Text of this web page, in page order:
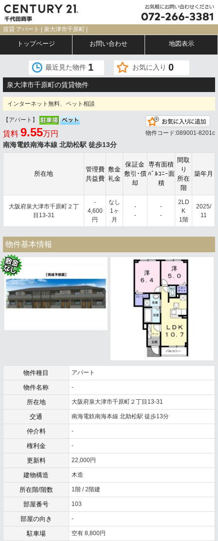
賃貸 アパート | 泉大津市千原町 |
トップページ お問い合わせ 地図表示
最近見た物件 1 お気に入り 0
泉大津市千原町の賃貸物件
インターネット無料、ペット相談
【アパート】
賃料 9.55万円
南海電鉄南海本線 北助松駅 徒歩13分
物件コード:089001-8201c
所在地
管理費
共益費
敷金
礼金
保証金
敷引･償
却
専有面積
ﾊﾞﾙｺﾆｰ面
積
間取
り
所在
階
築年月
大阪府泉大津市千原町２丁
目13-31
-
4,600
円
なし
1ヶ
月
-
-
-
-
2LD
K
1階
2025/
11
物件基本情報
物件種目 アパート
物件名称 -
所在地 大阪府泉大津市千原町２丁目13-31
交通 南海電鉄南海本線 北助松駅 徒歩13分
仲介料 -
権利金 -
更新料 22,000円
建物構造 木造
所在階/階数 1階 / 2階建
部屋番号 103
部屋の向き -
駐車場 空有 8,800円